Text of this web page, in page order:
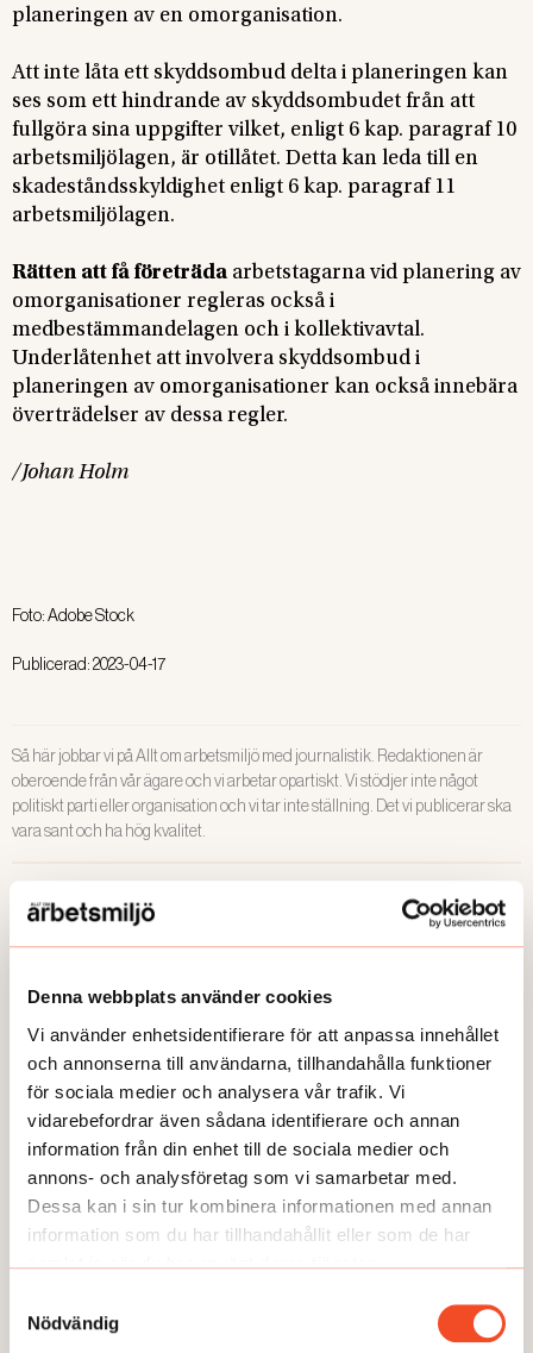
Denna webbplats använder cookies
Vi använder enhetsidentifierare för att anpassa innehållet
och annonserna till användarna, tillhandahålla funktioner
för sociala medier och analysera vår trafik. Vi
vidarebefordrar även sådana identifierare och annan
information från din enhet till de sociala medier och
annons- och analysföretag som vi samarbetar med.
Dessa kan i sin tur kombinera informationen med annan
information som du har tillhandahållit eller som de har
samlat in när du har använt deras tjänster.
Nödvändig
planeringen av en omorganisation.
Att inte låta ett skyddsombud delta i planeringen kan
ses som ett hindrande av skyddsombudet från att
fullgöra sina uppgifter vilket, enligt 6 kap. paragraf 10
arbetsmiljölagen, är otillåtet. Detta kan leda till en
skadeståndsskyldighet enligt 6 kap. paragraf 11
arbetsmiljölagen.
Rätten att få företräda arbetstagarna vid planering av
omorganisationer regleras också i
medbestämmandelagen och i kollektivavtal.
Underlåtenhet att involvera skyddsombud i
planeringen av omorganisationer kan också innebära
överträdelser av dessa regler.
/Johan Holm
Foto:Adobe Stock
Publicerad:2023-04-17
Så här jobbar vi på Allt om arbetsmiljö med journalistik. Redaktionen är
oberoende från vår ägare och vi arbetar opartiskt. Vi stödjer inte något
politiskt parti eller organisation och vi tar inte ställning. Det vi publicerar ska
vara sant och ha hög kvalitet.